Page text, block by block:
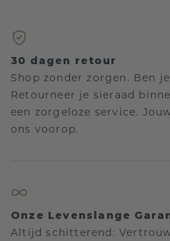
30 dagen retour
Shop zonder zorgen. Ben
Retourneer je sieraad
een zorgeloze service.
ons voorop.
Onze Levenslange
Altijd schitterend: